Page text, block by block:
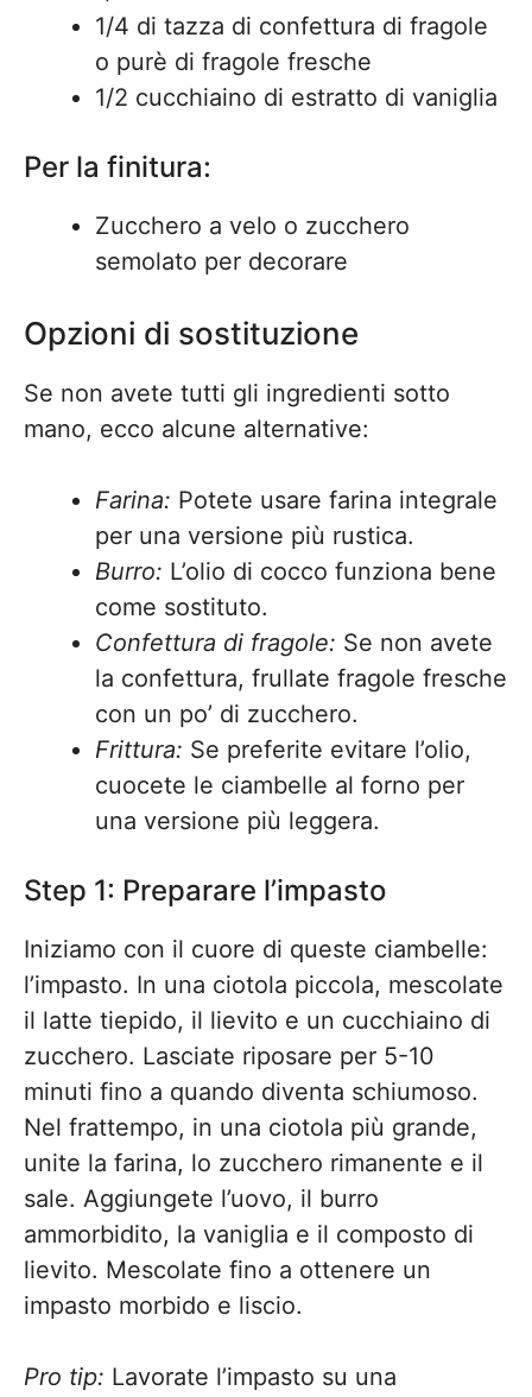
1/4 di tazza di confettura di fragole
o purè di fragole fresche
1/2 cucchiaino di estratto di vaniglia
Per la finitura:
Zucchero a velo o zucchero
semolato per decorare
Opzioni di sostituzione
Se non avete tutti gli ingredienti sotto
mano, ecco alcune alternative:
Farina: Potete usare farina integrale
per una versione più rustica.
Burro: L’olio di cocco funziona bene
come sostituto.
Confettura di fragole: Se non avete
la confettura, frullate fragole fresche
con un po’ di zucchero.
Frittura: Se preferite evitare l’olio,
cuocete le ciambelle al forno per
una versione più leggera.
Step 1: Preparare l’impasto
Iniziamo con il cuore di queste ciambelle:
l’impasto. In una ciotola piccola, mescolate
il latte tiepido, il lievito e un cucchiaino di
zucchero. Lasciate riposare per 5-10
minuti fino a quando diventa schiumoso.
Nel frattempo, in una ciotola più grande,
unite la farina, lo zucchero rimanente e il
sale. Aggiungete l’uovo, il burro
ammorbidito, la vaniglia e il composto di
lievito. Mescolate fino a ottenere un
impasto morbido e liscio.
Pro tip: Lavorate l’impasto su una